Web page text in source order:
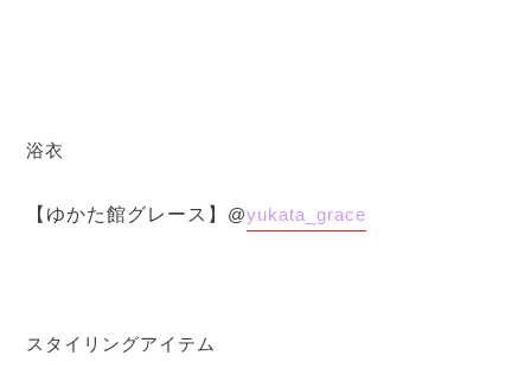
浴衣
【ゆかた館グレース】 @yukata_grace
スタイリングアイテム